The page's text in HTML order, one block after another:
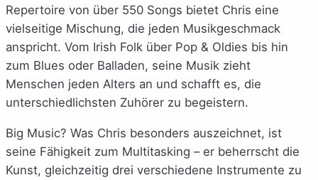
Repertoire von über 550 Songs bietet Chris eine
vielseitige Mischung, die jeden Musikgeschmack
anspricht. Vom Irish Folk über Pop & Oldies bis hin
zum Blues oder Balladen, seine Musik zieht
Menschen jeden Alters an und schafft es, die
unterschiedlichsten Zuhörer zu begeistern.
Big Music? Was Chris besonders auszeichnet, ist
seine Fähigkeit zum Multitasking – er beherrscht die
Kunst, gleichzeitig drei verschiedene Instrumente zu